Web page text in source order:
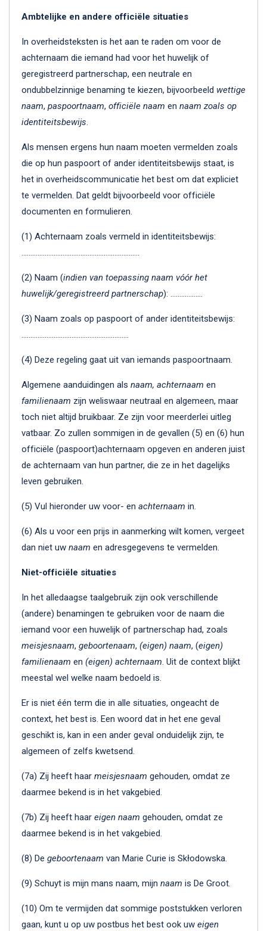
Ambtelijke en andere officiële situaties
In overheidsteksten is het aan te raden om voor de
achternaam die iemand had voor het huwelijk of
geregistreerd partnerschap, een neutrale en
ondubbelzinnige benaming te kiezen, bijvoorbeeld wettige
naam, paspoortnaam, officiële naam en naam zoals op
identiteitsbewijs.
Als mensen ergens hun naam moeten vermelden zoals
die op hun paspoort of ander identiteitsbewijs staat, is
het in overheidscommunicatie het best om dat expliciet
te vermelden. Dat geldt bijvoorbeeld voor officiële
documenten en formulieren.
(1) Achternaam zoals vermeld in identiteitsbewijs:
…………………………………………………………
(2) Naam (indien van toepassing naam vóór het
huwelijk/geregistreerd partnerschap): ………………
(3) Naam zoals op paspoort of ander identiteitsbewijs:
……………………………………………………
(4) Deze regeling gaat uit van iemands paspoortnaam.
Algemene aanduidingen als naam, achternaam en
familienaam zijn weliswaar neutraal en algemeen, maar
toch niet altijd bruikbaar. Ze zijn voor meerderlei uitleg
vatbaar. Zo zullen sommigen in de gevallen (5) en (6) hun
officiële (paspoort)achternaam opgeven en anderen juist
de achternaam van hun partner, die ze in het dagelijks
leven gebruiken.
(5) Vul hieronder uw voor- en achternaam in.
(6) Als u voor een prijs in aanmerking wilt komen, vergeet
dan niet uw naam en adresgegevens te vermelden.
Niet-officiële situaties
In het alledaagse taalgebruik zijn ook verschillende
(andere) benamingen te gebruiken voor de naam die
iemand voor een huwelijk of partnerschap had, zoals
meisjesnaam, geboortenaam, (eigen) naam, (eigen)
familienaam en (eigen) achternaam. Uit de context blijkt
meestal wel welke naam bedoeld is.
Er is niet één term die in alle situaties, ongeacht de
context, het best is. Een woord dat in het ene geval
geschikt is, kan in een ander geval onduidelijk zijn, te
algemeen of zelfs kwetsend.
(7a) Zij heeft haar meisjesnaam gehouden, omdat ze
daarmee bekend is in het vakgebied.
(7b) Zij heeft haar eigen naam gehouden, omdat ze
daarmee bekend is in het vakgebied.
(8) De geboortenaam van Marie Curie is Skłodowska.
(9) Schuyt is mijn mans naam, mijn naam is De Groot.
(10) Om te vermijden dat sommige poststukken verloren
gaan, kunt u op uw postbus het best ook uw eigen